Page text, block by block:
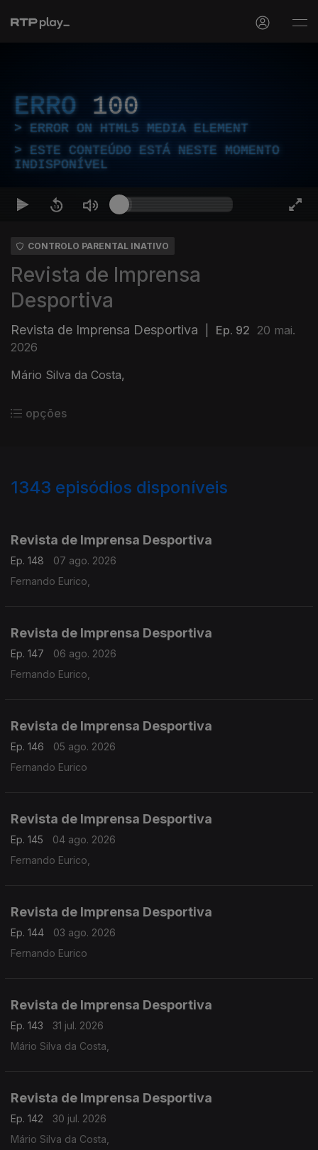
ERRO 100
ERROR ON HTML5 MEDIA ELEMENT
ESTE CONTEÚDO ESTÁ NESTE MOMENTO
INDISPONÍVEL
CONTROLO PARENTAL INATIVO
Revista de Imprensa
Desportiva
Revista de Imprensa Desportiva Ep. 92 20 mai.
2026
Mário Silva da Costa,
opções
1343 episódios disponíveis
Revista de Imprensa Desportiva
Ep. 148
07 ago. 2026
Fernando Eurico,
Revista de Imprensa Desportiva
Ep. 147
06 ago. 2026
Fernando Eurico,
Revista de Imprensa Desportiva
Ep. 146
05 ago. 2026
Fernando Eurico
Revista de Imprensa Desportiva
Ep. 145
04 ago. 2026
Fernando Eurico,
Revista de Imprensa Desportiva
Ep. 144
03 ago. 2026
Fernando Eurico
Revista de Imprensa Desportiva
Ep. 143
31 jul. 2026
Mário Silva da Costa,
Revista de Imprensa Desportiva
Ep. 142
30 jul. 2026
Mário Silva da Costa,